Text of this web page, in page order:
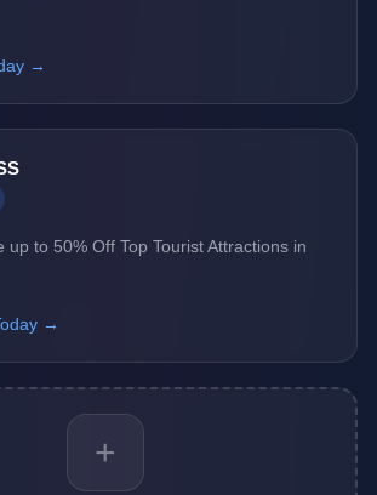
→
up to 50% Off Top Tourist Attractions in
→
+